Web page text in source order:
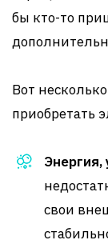
бы кто-то
Вот
приобретать
свои